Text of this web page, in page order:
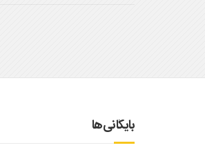
بایگانی‌ها